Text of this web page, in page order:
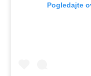
Pogledajte